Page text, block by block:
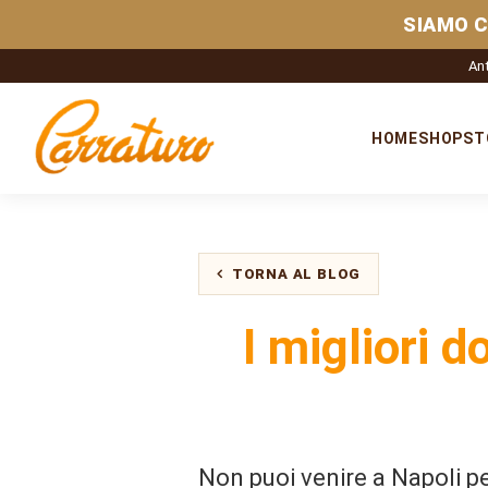
SIAMO
HOMESHOP
TORNA AL BLOG
I migliori
Non puoi venire a Napoli